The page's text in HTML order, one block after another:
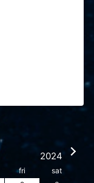
2024
fri
sat